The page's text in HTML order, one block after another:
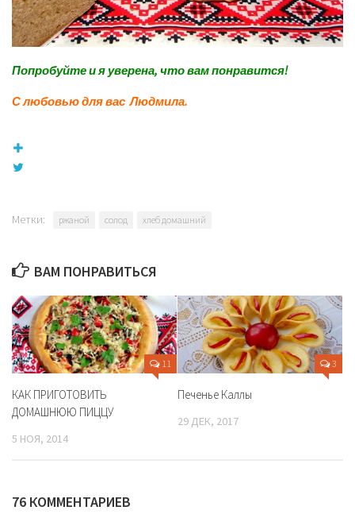
Попробуйте и я уверена, что вам понравится!
С любовью для вас Людмила.
Метки: ржаной солод хлеб домашний
ВАМ ПОНРАВИТЬСЯ
11
КАК ПРИГОТОВИТЬ
ДОМАШНЮЮ ПИЦЦУ
5 НОЯ, 2014
3
Печенье Каллы
29 ДЕК, 2017
76 КОММЕНТАРИЕВ